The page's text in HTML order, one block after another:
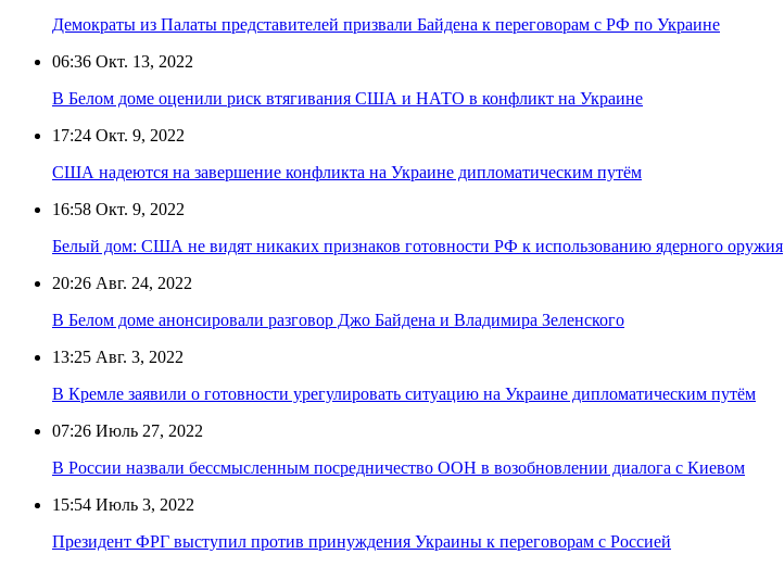
Демократы из Палаты представителей призвали Байдена к переговорам с РФ по Украине
06:36 Окт. 13, 2022
В Белом доме оценили риск втягивания США и НАТО в конфликт на Украине
17:24 Окт. 9, 2022
США надеются на завершение конфликта на Украине дипломатическим путём
16:58 Окт. 9, 2022
Белый дом: США не видят никаких признаков готовности РФ к использованию ядерного оружия
20:26 Авг. 24, 2022
В Белом доме анонсировали разговор Джо Байдена и Владимира Зеленского
13:25 Авг. 3, 2022
В Кремле заявили о готовности урегулировать ситуацию на Украине дипломатическим путём
07:26 Июль 27, 2022
В России назвали бессмысленным посредничество ООН в возобновлении диалога с Киевом
15:54 Июль 3, 2022
Президент ФРГ выступил против принуждения Украины к переговорам с Россией